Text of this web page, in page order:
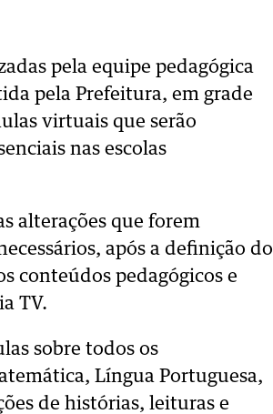
pela equipe pedagógica
pela Prefeitura, em grade
virtuais que serão
nas escolas
alterações que forem
após a definição do
conteúdos pedagógicos e
TV.
sobre todos os
Língua Portuguesa,
de histórias, leituras e